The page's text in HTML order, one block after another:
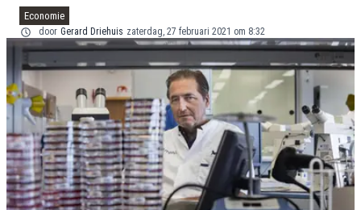
Economie
door Gerard Driehuis zaterdag, 27 februari 2021 om 8:32